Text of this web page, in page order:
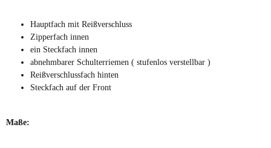
Hauptfach mit Reißverschluss
Zipperfach innen
ein Steckfach innen
abnehmbarer Schulterriemen ( stufenlos verstellbar )
Reißverschlussfach hinten
Steckfach auf der Front
Maße: